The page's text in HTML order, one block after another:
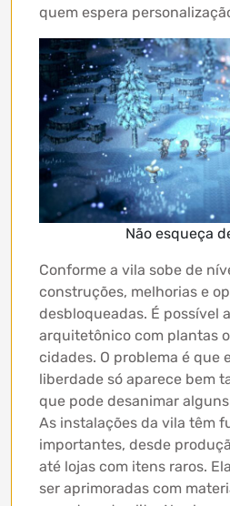
quem espera
Não esqueça
Conforme a vila sobe de
construções, melhorias e
desbloqueadas. É possível
arquitetônico com plantas
cidades. O problema é que
liberdade só aparece bem
que pode desanimar
As instalações da vila têm
importantes, desde
até lojas com itens raros.
ser aprimoradas com